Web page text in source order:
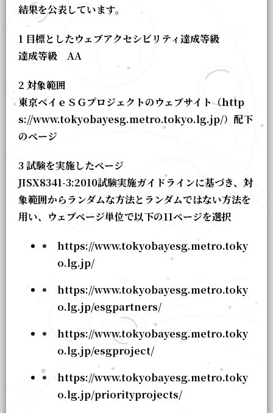
結果を公表しています。
1 目標としたウェブアクセシビリティ達成等級
達成等級 AA
2 対象範囲
東京ベイｅＳＧプロジェクトのウェブサイト（http
s://www.tokyobayesg.metro.tokyo.lg.jp/）配下
のページ
3 試験を実施したページ
JISX8341-3:2010試験実施ガイドラインに基づき、対
象範囲からランダムな方法とランダムではない方法を
用い、ウェブページ単位で以下の11ページを選択
https://www.tokyobayesg.metro.toky
o.lg.jp/
https://www.tokyobayesg.metro.toky
o.lg.jp/esgpartners/
https://www.tokyobayesg.metro.toky
o.lg.jp/esgproject/
https://www.tokyobayesg.metro.toky
o.lg.jp/priorityprojects/